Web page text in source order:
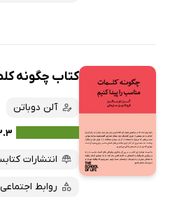
کتاب چگونه
آلن دوباتن
انتشارات
روابط اجتماعی